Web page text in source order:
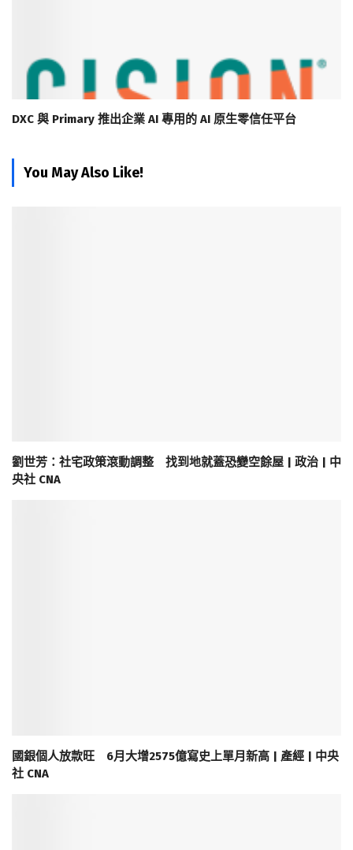
DXC 與 Primary 推出企業 AI 專用的 AI 原生零信任平台
You May Also Like!
劉世芳：社宅政策滾動調整 找到地就蓋恐變空餘屋 | 政治 | 中
央社 CNA
國銀個人放款旺 6月大增2575億寫史上單月新高 | 產經 | 中央
社 CNA